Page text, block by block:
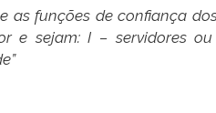
as funções de confiança
e sejam: I – servidores